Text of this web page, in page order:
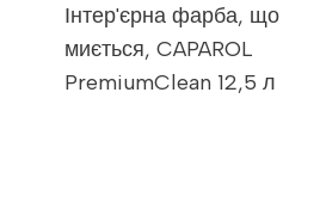
Інтер'єрна фарба, що
миється, CAPAROL
PremiumClean 12,5 л